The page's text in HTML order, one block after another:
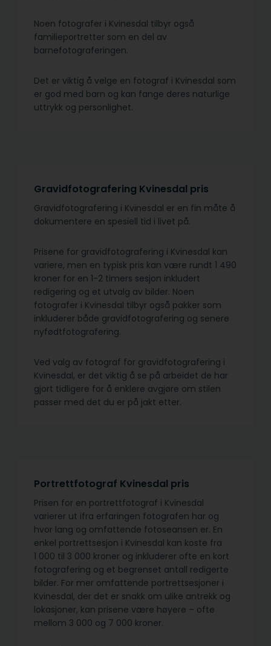
Noen fotografer i Kvinesdal tilbyr også
familieportretter som en del av
barnefotograferingen.
Det er viktig å velge en fotograf i Kvinesdal som
er god med barn og kan fange deres naturlige
uttrykk og personlighet.
Gravidfotografering Kvinesdal pris
Gravidfotografering i Kvinesdal er en fin måte å
dokumentere en spesiell tid i livet på.
Prisene for gravidfotografering i Kvinesdal kan
variere, men en typisk pris kan være rundt 1 490
kroner for en 1-2 timers sesjon inkludert
redigering og et utvalg av bilder. Noen
fotografer i Kvinesdal tilbyr også pakker som
inkluderer både gravidfotografering og senere
nyfødtfotografering.
Ved valg av fotograf for gravidfotografering i
Kvinesdal, er det viktig å se på arbeidet de har
gjort tidligere for å enklere avgjøre om stilen
passer med det du er på jakt etter.
Portrettfotograf Kvinesdal pris
Prisen for en portrettfotograf i Kvinesdal
varierer ut ifra erfaringen fotografen har og
hvor lang og omfattende fotoseansen er. En
enkel portrettsesjon i Kvinesdal kan koste fra
1 000 til 3 000 kroner og inkluderer ofte en kort
fotografering og et begrenset antall redigerte
bilder. For mer omfattende portrettsesjoner i
Kvinesdal, der det er snakk om ulike antrekk og
lokasjoner, kan prisene være høyere – ofte
mellom 3 000 og 7 000 kroner.